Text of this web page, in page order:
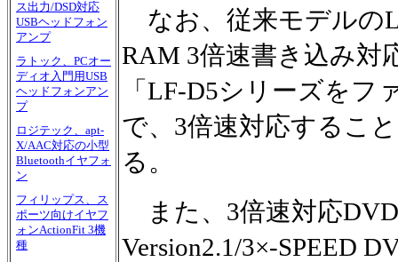
ス出力/DSD対応
USBヘッドフォン
アンプ
ラトック、PCオー
ディオ入門用USB
ヘッドフォンアン
プ
ロジテック、apt-
X/AAC対応の小型
Bluetoothイヤフォ
ン
フィリップス、ス
ポーツ向けイヤフ
ォンActionFit 3機
種
なお、従来モデルの
RAM 3倍速書き込み対
「LF-D5シリーズを
で、3倍速対応するこ
る。
また、3倍速対応
Version2.1/3×-SPEED